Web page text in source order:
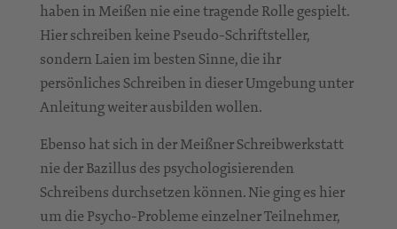
haben in Meißen nie eine tragende Rolle gespielt.
Hier schreiben keine Pseudo-Schriftsteller,
sondern Laien im besten Sinne, die ihr
persönliches Schreiben in dieser Umgebung unter
Anleitung weiter ausbilden wollen.
Ebenso hat sich in der Meißner Schreibwerkstatt
nie der Bazillus des psychologisierenden
Schreibens durchsetzen können. Nie ging es hier
um die Psycho-Probleme einzelner Teilnehmer,